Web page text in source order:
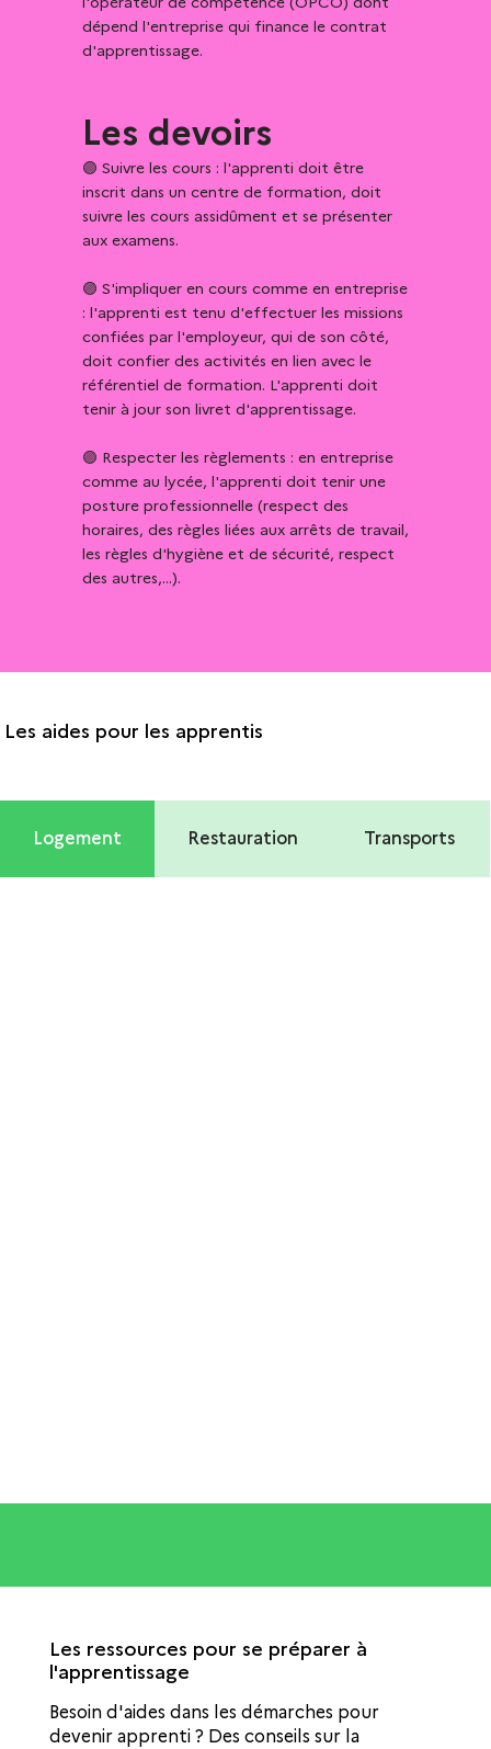
dépend l'entreprise qui finance le contrat
d'apprentissage.
Les devoirs
🟣 Suivre les cours : l'apprenti doit être
inscrit dans un centre de formation, doit
suivre les cours assidûment et se présenter
aux examens.
🟣 S'impliquer en cours comme en entreprise
: l'apprenti est tenu d'effectuer les missions
confiées par l'employeur, qui de son côté,
doit confier des activités en lien avec le
référentiel de formation. L'apprenti doit
tenir à jour son livret d'apprentissage.
🟣 Respecter les règlements : en entreprise
comme au lycée, l'apprenti doit tenir une
posture professionnelle (respect des
horaires, des règles liées aux arrêts de travail,
les règles d'hygiène et de sécurité, respect
des autres,...).
Les aides pour les apprentis
Logement Restauration Transports
Les ressources pour se préparer à
l'apprentissage
Besoin d'aides dans les démarches pour
devenir apprenti ? Des conseils sur la